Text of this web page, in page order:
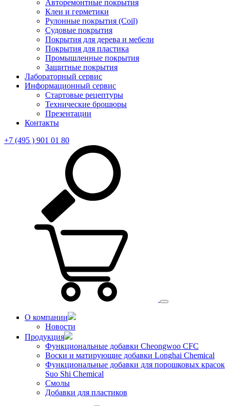
Авторемонтные покрытия
Клеи и герметики
Рулонные покрытия (Coil)
Судовые покрытия
Покрытия для дерева и мебели
Покрытия для пластика
Промышленные покрытия
Защитные покрытия
Лабораторный сервис
Информационный сервис
Стартовые рецептуры
Технические брошюры
Презентации
Контакты
+7 (495 ) 901 01 80
О компании
Новости
Продукция
Функциональные добавки Cheongwoo СFC
Воски и матирующие добавки Longhai Chemical
Функциональные добавки для порошковых красок
Suo Shi Chemical
Смолы
Добавки для пластиков